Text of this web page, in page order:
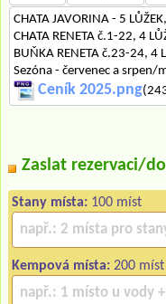
CHATA JAVORINA - 5
CHATA RENETA č.1-22, 4
BUŇKA RENETA č.23-24, 4
Sezóna - červenec a srpen/
Ceník 2025.png
Zaslat rezervaci/
Stany místa: 100 míst
Kempová místa: 200 míst